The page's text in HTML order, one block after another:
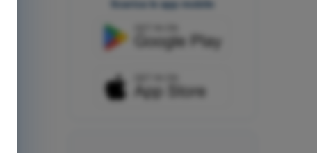
Scarica le app mobile